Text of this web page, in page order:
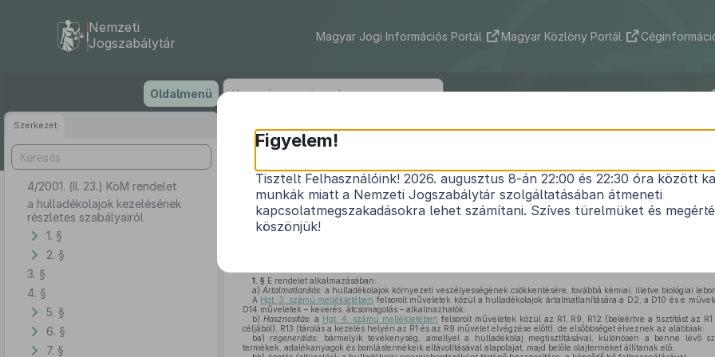
tartalomra
Nemzeti
Jogszabálytár
Magyar Jogi Információs Portál Magyar Közlöny Portál
Oldalmenü
Szerkezet
4/2001. (II. 23.) KöM rendelet
a hulladékolajok kezelésének
részletes szabályairól
1. §
2. §
3. §
4. §
5. §
6. §
7. §
4/2001. (II. 23.) KöM rendelet
a hulladékolajok kezelésének részletes
Hatályos: 2002. 07. 17. – 2012. 12. 31.
1. § E rendelet alkalmazásában:
a) Ártalmatlanítás: a hulladékolajok környezeti veszélyességének csökkentésére, továbbá kémiai, illetve biológiai
A Hgt. 3. számú mellékletében felsorolt műveletek közül a hulladékolajok ártalmatlanítására a D2, a D10 és e
D14 műveletek – keverés, átcsomagolás – alkalmazhatók.
b) Hasznosítás: a Hgt. 4. számú mellékletében felsorolt műveletek közül az R1, R9, R12 (beleértve a tisztítást az
céljából), R13 (tárolás a kezelés helyén az R1 és az R9 művelet elvégzése előtt), de elsőbbséget élveznek az alábbiak:
ba)
regenerálás:
bármelyik tevékenység, amellyel a hulladékolaj megtisztításával, különösen a benne lévő
termékek, adalékanyagok és bomlástermékeik eltávolításával alapolajat, majd belőle olajterméket állítanak elő,
Figyelem!
Tisztelt Felhasználóink! 2026. augusztus 8-án 22:00 és 22:30 óra között
munkák miatt a Nemzeti Jogszabálytár szolgáltatásában átmeneti
kapcsolatmegszakadásokra lehet számítani. Szíves türelmüket és
köszönjük!